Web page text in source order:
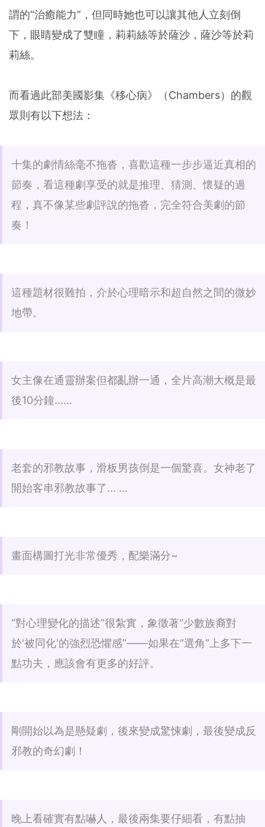
謂的“治癒能力”，但同時她也可以讓其他人立刻倒
下，眼睛變成了雙瞳，莉莉絲等於薩沙，薩沙等於莉
莉絲。
而看過此部美國影集《移心病》（Chambers）的觀
眾則有以下想法：
十集的劇情絲毫不拖沓，喜歡這種一步步逼近真相的
節奏，看這種劇享受的就是推理、猜測、懷疑的過
程，真不像某些劇評說的拖沓，完全符合美劇的節
奏！
這種題材很難拍，介於心理暗示和超自然之間的微妙
地帶。
女主像在通靈辦案但都亂辦一通，全片高潮大概是最
後10分鐘......
老套的邪教故事，滑板男孩倒是一個驚喜。女神老了
開始客串邪教故事了... ...
畫面構圖打光非常優秀，配樂滿分~
“對心理變化的描述”很紮實，象徵著“少數族裔對
於'被同化'的強烈恐懼感”——如果在“選角”上多下一
點功夫，應該會有更多的好評。
剛開始以為是懸疑劇，後來變成驚悚劇，最後變成反
邪教的奇幻劇！
晚上看確實有點嚇人，最後兩集要仔細看，有點抽